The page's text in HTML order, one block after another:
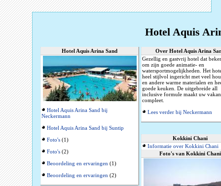
Hotel Aquis
Hotel Aquis Arina Sand
Hotel Aquis Arina Sand bij
Neckermann
Hotel Aquis Arina Sand bij Suntip
Foto's (1)
Foto's (2)
Beoordeling en ervaringen (1)
Beoordeling en ervaringen (2)
Over Hotel Aquis Arina
Gezellig en gastvrij hotel dat
om zijn goede animatie- en
watersportmogelijkheden. Het
heel stijlvol ingericht met veel
en andere warme materialen en
goede keuken. De uitgebreide all
inclusive formule maakt uw
compleet.
Lees verder bij Neckermann
Kokkini Chani
Informatie over Kokkini Chani
Foto's van Kokkini Chani